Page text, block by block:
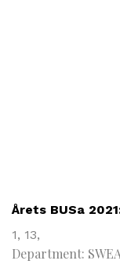
Årets BUSa
1, 13,
Department: